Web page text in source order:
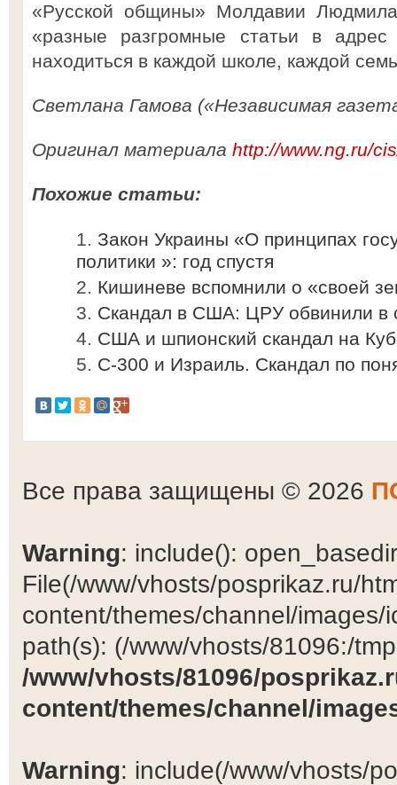
«Русской общины» Молдавии
«разные разгромные статьи в
находиться в каждой школе, каждой
Светлана Гамова («Независимая
Оригинал материала http://www.ng.ru/
Похожие статьи:
Закон Украины «О принципах
политики »: год спустя
Кишиневе вспомнили о «своей
Скандал в США: ЦРУ обвинили в
США и шпионский скандал на
С-300 и Израиль. Скандал по
Все права защищены © 2026
Warning: include():
File(/www/vhosts/posprikaz.ru/
content/themes/channel/
path(s): (/www/vhosts/81096:/
/www/vhosts/81096/
content/themes/channel/
Warning: include(/www/vhosts/